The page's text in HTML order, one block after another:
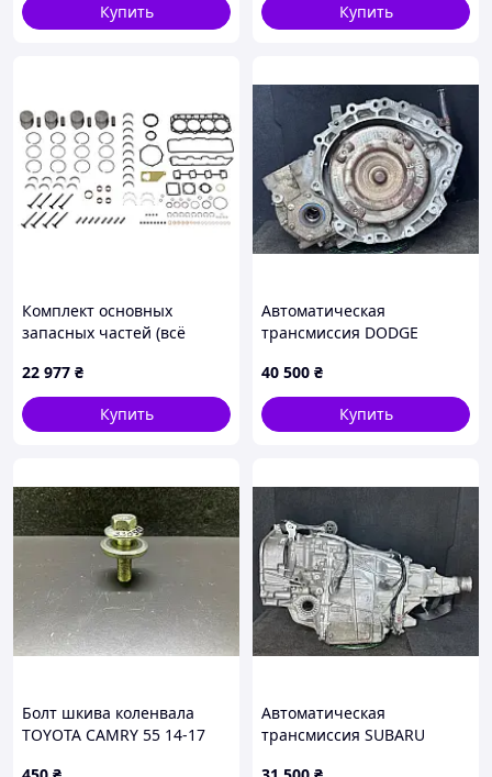
Купить
Купить
Комплект основных
запасных частей (всё
капитального ремонта
двигателя Komatsu 4D98E
вилочного погрузчика
22 977 ₴
Купить
Автоматическая
трансмиссия DODGE
40 500 ₴
Купить
Болт шкива коленвала
TOYOTA CAMRY 55 14-17
Автоматическая
трансмиссия SUBARU